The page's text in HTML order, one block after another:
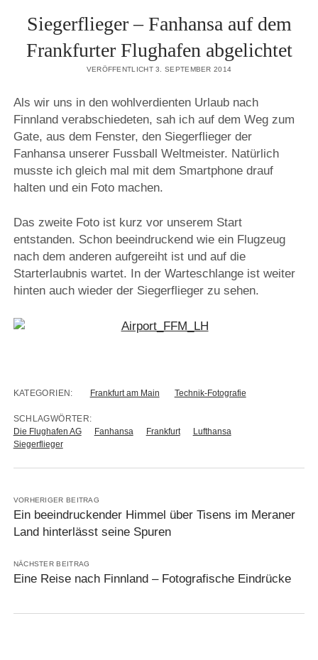
Siegerflieger – Fanhansa auf dem
Frankfurter Flughafen abgelichtet
VERÖFFENTLICHT 3. SEPTEMBER 2014
Als wir uns in den wohlverdienten Urlaub nach
Finnland verabschiedeten, sah ich auf dem Weg zum
Gate, aus dem Fenster, den Siegerflieger der
Fanhansa unserer Fussball Weltmeister. Natürlich
musste ich gleich mal mit dem Smartphone drauf
halten und ein Foto machen.
Das zweite Foto ist kurz vor unserem Start
entstanden. Schon beeindruckend wie ein Flugzeug
nach dem anderen aufgereiht ist und auf die
Starterlaubnis wartet. In der Warteschlange ist weiter
hinten auch wieder der Siegerflieger zu sehen.
KATEGORIEN: Frankfurt am Main Technik-Fotografie
SCHLAGWÖRTER:
Die Flughafen AG
Fanhansa Frankfurt
Lufthansa
Siegerflieger
VORHERIGER BEITRAG
Ein beeindruckender Himmel über Tisens im Meraner
Land hinterlässt seine Spuren
NÄCHSTER BEITRAG
Eine Reise nach Finnland – Fotografische Eindrücke